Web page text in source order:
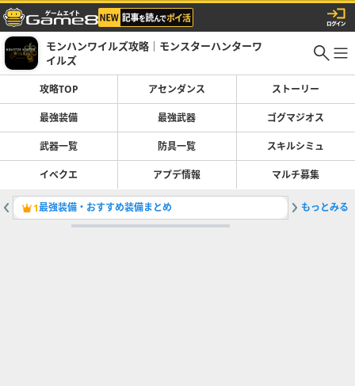
モンハンワイルズ攻略｜モンスターハンターワ
イルズ
攻略TOP アセンダンス ストーリー
最強装備 最強武器 ゴグマジオス
武器一覧 防具一覧 スキルシミュ
イベクエ アプデ情報 マルチ募集
1最強装備・おすすめ装備まとめ 2最強武
もっとみる